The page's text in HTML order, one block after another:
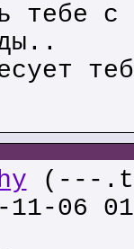
тебе с
(---
06